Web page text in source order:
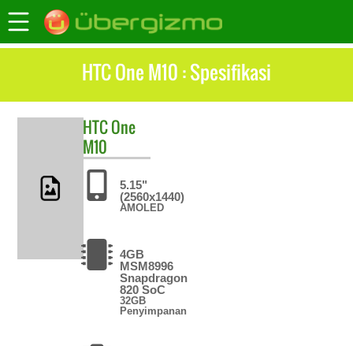
HTC One M10 : Spesifikasi
HTCOne
M10
5.15"
(2560x1440)
AMOLED
4GB
MSM8996
Snapdragon
820 SoC
32GB
Penyimpanan